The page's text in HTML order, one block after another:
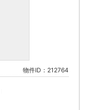
物件ID：212764